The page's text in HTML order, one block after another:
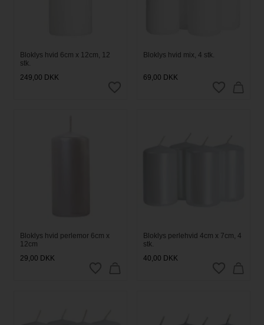
Bloklys hvid 6cm x 12cm, 12
stk.
249,00 DKK
Bloklys hvid mix, 4 stk.
69,00 DKK
Bloklys hvid perlemor 6cm x
12cm
29,00 DKK
Bloklys perlehvid 4cm x 7cm, 4
stk.
40,00 DKK